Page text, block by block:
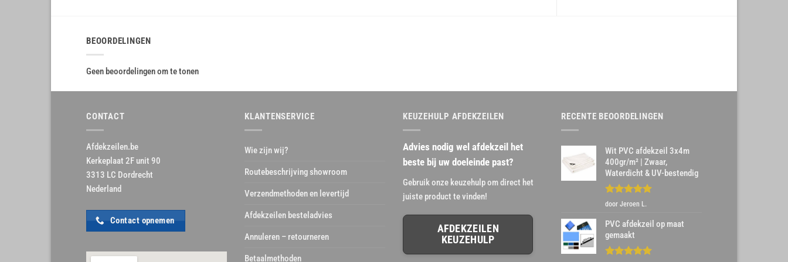
BEOORDELINGEN
Geen beoordelingen om te tonen
CONTACT
Afdekzeilen.be
Kerkeplaat 2F unit 90
3313 LC Dordrecht
Nederland
Contact opnemen
KLANTENSERVICE
Wie zijn wij?
Routebeschrijving showroom
Verzendmethoden en levertijd
Afdekzeilen besteladvies
Annuleren – retourneren
Betaalmethoden
KEUZEHULP AFDEKZEILEN
Advies nodig wel afdekzeil het
beste bij uw doeleinde past?
Gebruik onze keuzehulp om direct het
juiste product te vinden!
AFDEKZEILEN
KEUZEHULP
RECENTE BEOORDELINGEN
Wit PVC afdekzeil 3x4m
400gr/m² | Zwaar,
Waterdicht & UV-bestendig
Gewaardeerd
door Jeroen L.
PVC afdekzeil op maat
gemaakt